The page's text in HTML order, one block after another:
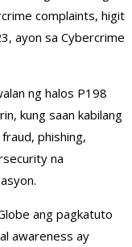
complaints, higit
ayon sa Cybercrime
ng halos P198
kung saan kabilang
phishing,
na
ang pagkatuto
awareness ay